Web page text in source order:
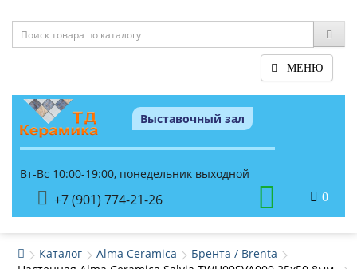
МЕНЮ
Выставочный зал
Вт-Вс 10:00-19:00, понедельник выходной
+7 (901) 774-21-26 0
Каталог Alma Ceramica
Брента / Brenta